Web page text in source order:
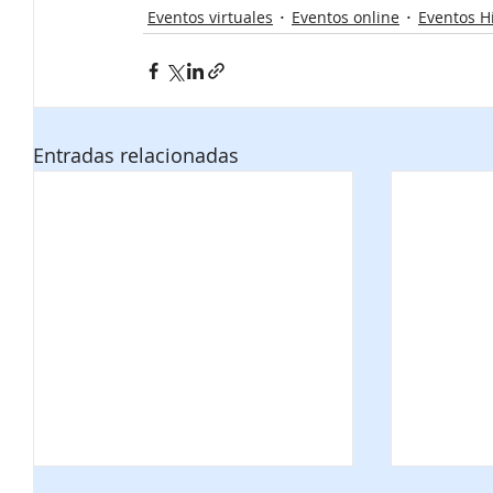
Eventos virtuales Eventos online Eventos
Entradas relacionadas